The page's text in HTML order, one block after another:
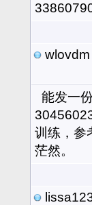
wlovdm
能发一
训练，参
茫然。